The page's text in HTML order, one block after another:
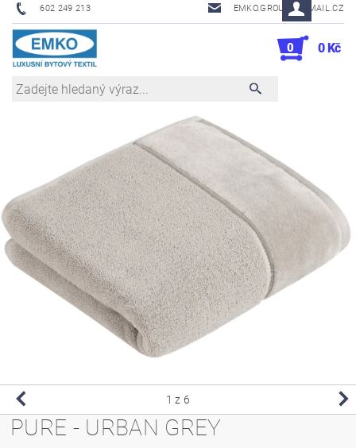
602 249 213 EMKO.GROUSL@EMAIL.CZ
0 0 Kč
1 z 6
PURE - URBAN GREY